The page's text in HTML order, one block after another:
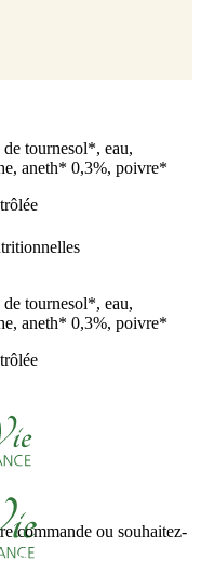
tournesol*, eau,
aneth* 0,3%, poivre*
tournesol*, eau,
aneth* 0,3%, poivre*
commande ou souhaitez-